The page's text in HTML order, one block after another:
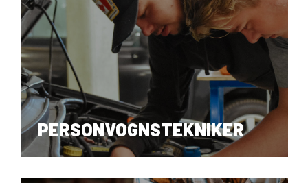
LASTVOGNSMEKANIKER
PERSONVOGNSTEKNIKER